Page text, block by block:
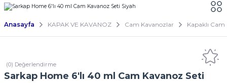
Anasayfa KAPAK VE KAVANOZ Cam Kavanozlar Kapaklı
(0) Değerlendirme
Sarkap Home 6'lı 40 ml Cam Kavanoz Seti